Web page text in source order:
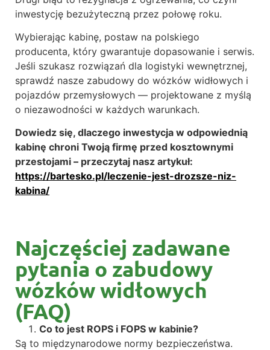
inwestycję bezużyteczną przez połowę roku.
Wybierając kabinę, postaw na polskiego
producenta, który gwarantuje dopasowanie i serwis.
Jeśli szukasz rozwiązań dla logistyki wewnętrznej,
sprawdź nasze zabudowy do wózków widłowych i
pojazdów przemysłowych — projektowane z myślą
o niezawodności w każdych warunkach.
Dowiedz się, dlaczego inwestycja w odpowiednią
kabinę chroni Twoją firmę przed kosztownymi
przestojami – przeczytaj nasz artykuł:
https://bartesko.pl/leczenie-jest-drozsze-niz-
kabina/
Najczęściej zadawane
pytania o zabudowy
wózków widłowych
(FAQ)
Co to jest ROPS i FOPS w kabinie?
Są to międzynarodowe normy bezpieczeństwa.